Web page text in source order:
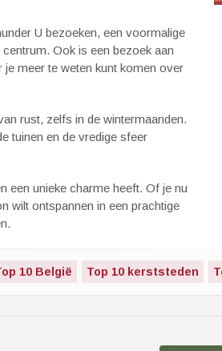
U bezoeken, een voormalige
Ook is een bezoek aan
meer te weten kunt komen over
rust, zelfs in de wintermaanden.
tuinen en de vredige sfeer
een unieke charme heeft. Of je nu
wilt ontspannen in een prachtige
10 België Top 10 kerststeden